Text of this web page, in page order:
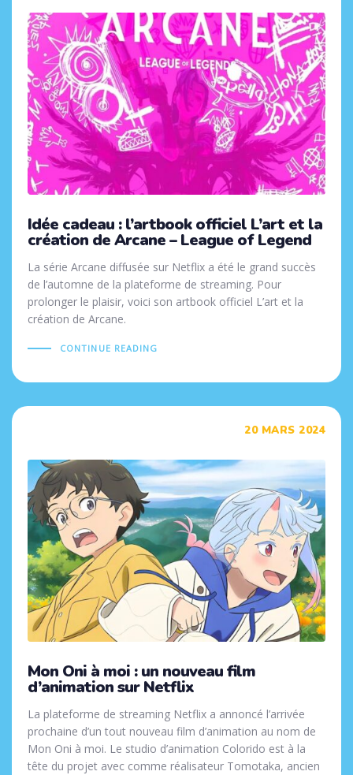
Idée cadeau : l’artbook officiel L’art et la
création de Arcane – League of Legend
La série Arcane diffusée sur Netflix a été le grand succès
de l’automne de la plateforme de streaming. Pour
prolonger le plaisir, voici son artbook officiel L’art et la
création de Arcane.
CONTINUE READING
20 MARS 2024
Mon Oni à moi : un nouveau film
d’animation sur Netflix
La plateforme de streaming Netflix a annoncé l’arrivée
prochaine d’un tout nouveau film d’animation au nom de
Mon Oni à moi. Le studio d’animation Colorido est à la
tête du projet avec comme réalisateur Tomotaka, ancien